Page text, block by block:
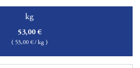
kg
53,00 €
( 53,00 € / kg )